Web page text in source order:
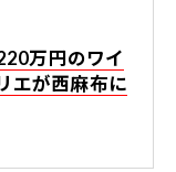
万円のワイ
エが西麻布に